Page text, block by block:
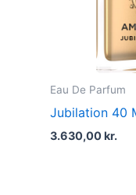
Eau De Parfum
Jubilation 40
3.630,00kr.